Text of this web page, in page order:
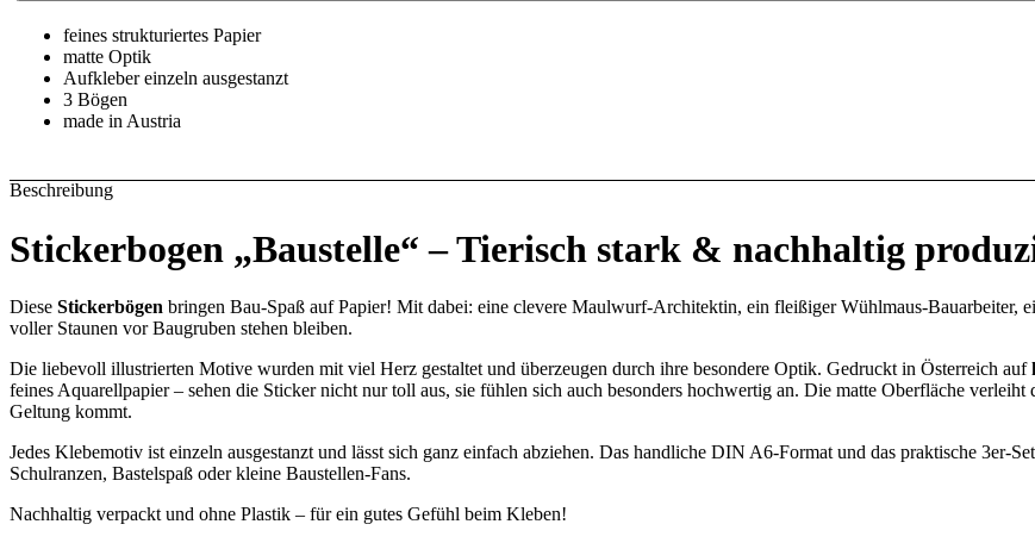
feines strukturiertes Papier
matte Optik
Aufkleber einzeln ausgestanzt
3 Bögen
made in Austria
Beschreibung
Stickerbogen „Baustelle“ – Tierisch stark & nachhaltig
Diese Stickerbögen bringen Bau-Spaß auf Papier! Mit dabei: eine clevere Maulwurf-Architektin, ein fleißiger Wühlmaus-
voller Staunen vor Baugruben stehen bleiben.
Die liebevoll illustrierten Motive wurden mit viel Herz gestaltet und überzeugen durch ihre besondere Optik. Gedruckt in Österreich auf
feines Aquarellpapier – sehen die Sticker nicht nur toll aus, sie fühlen sich auch besonders hochwertig an. Die matte Oberfläche
Geltung kommt.
Jedes Klebemotiv ist einzeln ausgestanzt und lässt sich ganz einfach abziehen. Das handliche DIN A6-Format und das praktische 3er-
Schulranzen, Bastelspaß oder kleine Baustellen-Fans.
Nachhaltig verpackt und ohne Plastik – für ein gutes Gefühl beim Kleben!